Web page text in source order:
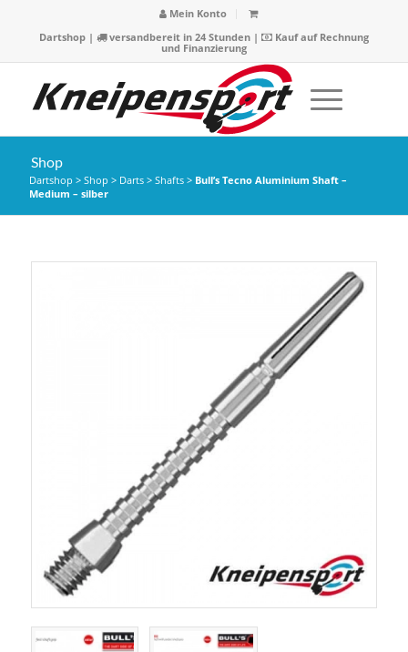
Mein Konto
Dartshop| versandbereit in 24 Stunden |
Kauf auf Rechnung
und Finanzierung
Shop
Dartshop > Shop > Darts> Shafts> Bull’s Tecno Aluminium Shaft –
Medium – silber